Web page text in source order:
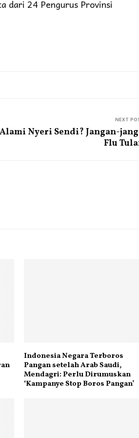
dari 24 Pengurus Provinsi
NEXT
Nyeri Sendi? Jangan-
Flu
Indonesia Negara Terboros
Pangan setelah Arab Saudi,
Mendagri: Perlu Dirumuskan
‘Kampanye Stop Boros Pangan’